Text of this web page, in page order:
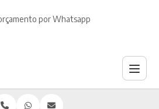
por Whatsapp